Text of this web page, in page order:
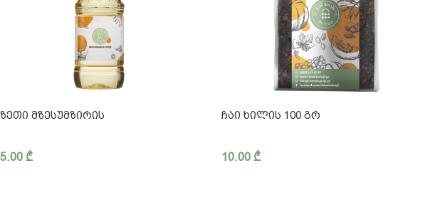
ᲖᲔᲗᲘ ᲛᲖᲔᲡᲣᲛᲖᲘᲠᲘᲡ
5.00 ₾
ᲩᲐᲘ ᲮᲘᲚᲘᲡ 100 ᲒᲠ
10.00 ₾